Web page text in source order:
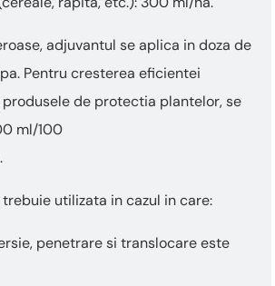
adjuvantul se aplica in doza de
Pentru cresterea eficientei
de protectia plantelor, se
ml/100
utilizata in cazul in care:
penetrare si translocare este